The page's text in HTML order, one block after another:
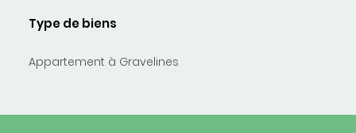
Type de biens
Appartement à Gravelines